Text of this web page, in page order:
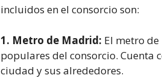
incluidos en el consorcio son:
1. Metro de Madrid: El metro
populares del consorcio. Cuenta
ciudad y sus alrededores.